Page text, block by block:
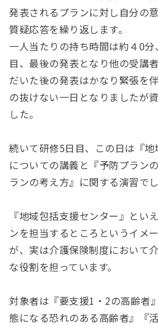
発表されるプランに対し自分の
質疑応答を繰り返します。
一人当たりの持ち時間は約４0
目、最後の発表となり他の受講
だいた後の発表はかなり緊張を
の抜けない一日となりましたが
した。
続いて研修5日目、この日は『地
についての講義と『予防プラン
ランの考え方』に関する演習でし
『地域包括支援センター』とい
ンを担当するところというイメ
が、実は介護保険制度において
な役割を担っています。
対象者は『要支援1・2の高齢
態になる恐れのある高齢者』『